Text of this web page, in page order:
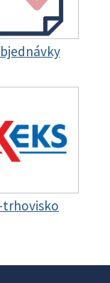
trhovisko